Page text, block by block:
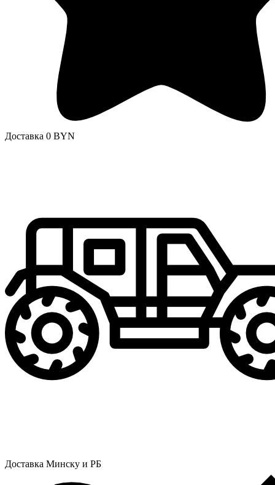
Доставка 0 BYN
Доставка Минску и РБ